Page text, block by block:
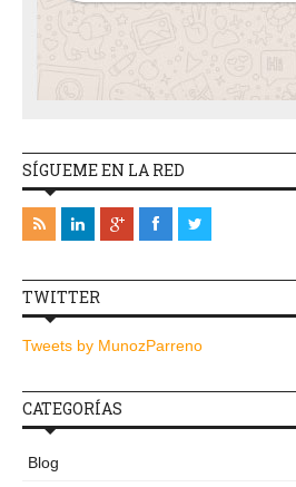
SÍGUEME EN LA RED
TWITTER
Tweets by MunozParreno
CATEGORÍAS
Blog